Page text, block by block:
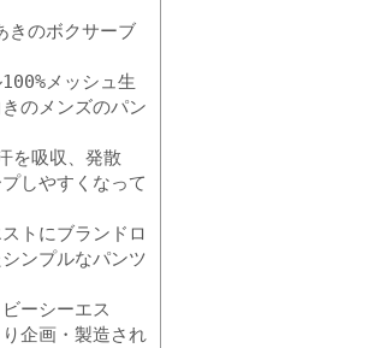
きのボクサーブ
メッシュ生
のメンズのパン
を吸収、発散
しやすくなって
トにブランドロ
ンプルなパンツ
ーシーエス
り企画・製造され